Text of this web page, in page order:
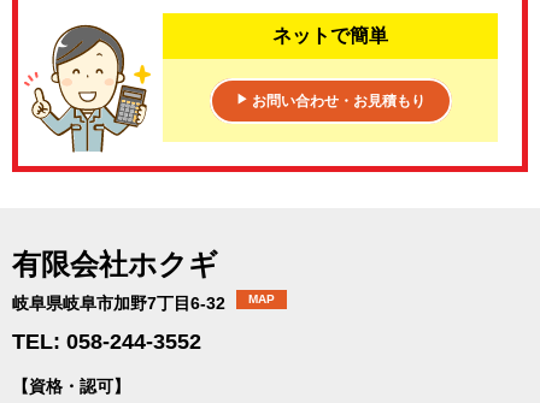
ネットで簡単
▶ お問い合わせ・お見積もり
有限会社ホクギ
岐阜県岐阜市加野7丁目6-32 MAP
TEL: 058-244-3552
【資格・認可】